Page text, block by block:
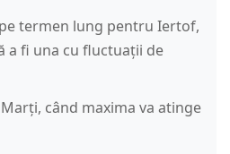
termen lung pentru Iertof,
a fi una cu fluctuații de
când maxima va atinge